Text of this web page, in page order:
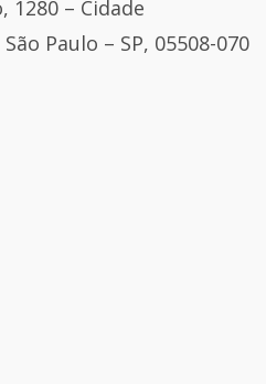
1280 – Cidade
Paulo – SP, 05508-070